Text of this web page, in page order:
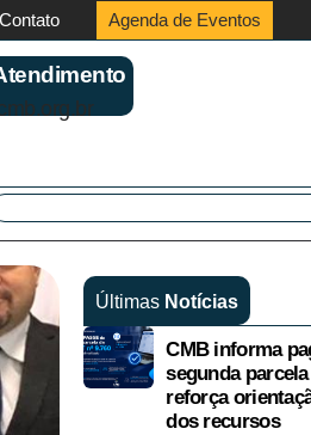
Contato Agenda de Eventos
Últimas Notícias
CMB informa
segunda parcela
reforça
dos recursos